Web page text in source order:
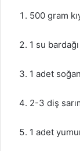
500 gram
1 su
1 adet
2-3 diş
1 adet